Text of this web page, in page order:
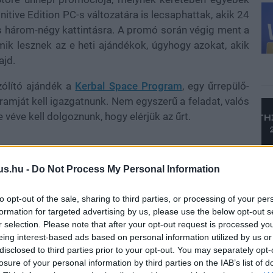
- Do Not Process My Personal Information
opt-out of the sale, sharing to third parties, or processing of your
for targeted advertising by us, please use the below opt-out
selection. Please note that after your opt-out request is processed
interest-based ads based on personal information utilized by us
to third parties prior to your opt-out. You may separately
of your personal information by third parties on the IAB’s list of
Edition PC-s változatára is lecsaphattak, akik 24
négy kattintásra. A promó során végig ment a
lesznek az e heti ajándékok, úgyhogy azokat, akik
ajándék a Kerbal Space Program, egy űrrepülő-
kell igazgatnunk. Nem egyszerű a feladat, valós
kell dolgoznunk, hogy elérjük az űrt.
, a nagy sikerű taktikai akciójáték önállóan futható
mindenféle rosszakra. A lopakodás
és ha bejött, folytathatják a kalandozást a Shadow
linkekre kattintva juthattok el a legkönnyebben, és
Ordert kell megnyomni a sikerhez.